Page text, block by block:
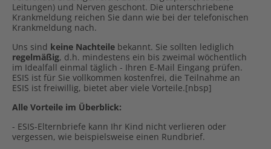
Leitungen) und Nerven geschont. Die unterschriebene
Krankmeldung reichen Sie dann wie bei der telefonischen
Krankmeldung nach.
Uns sind keine Nachteile bekannt. Sie sollten lediglich
regelmäßig, d.h. mindestens ein bis zweimal wöchentlich
im Idealfall einmal täglich - Ihren E-Mail Eingang prüfen.
ESIS ist für Sie vollkommen kostenfrei, die Teilnahme an
ESIS ist freiwillig, bietet aber viele Vorteile.[nbsp]
Alle Vorteile im Überblick:
- ESIS-Elternbriefe kann Ihr Kind nicht verlieren oder
vergessen, wie beispielsweise einen Rundbrief.